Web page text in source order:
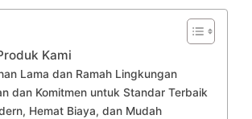
Kami
Lama dan Ramah Lingkungan
dan Komitmen untuk Standar Terbaik
Hemat Biaya, dan Mudah